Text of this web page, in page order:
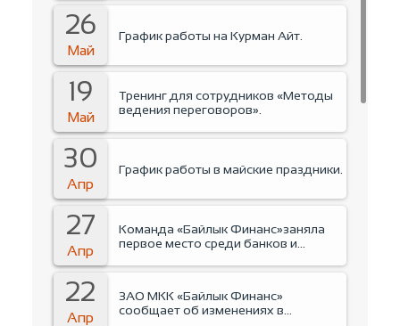
26
Май
График работы на Курман Айт.
19
Май
Тренинг для сотрудников «Методы
ведения переговоров».
30
Апр
График работы в майские праздники.
27
Апр
Команда «Байлык Финанс»заняла
первое место среди банков и
Business run 2026.
22
Апр
ЗАО МКК «Байлык Финанс»
сообщает об изменениях в